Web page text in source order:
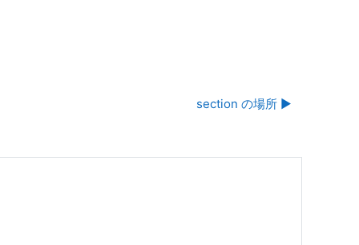
section の場所 ▶︎